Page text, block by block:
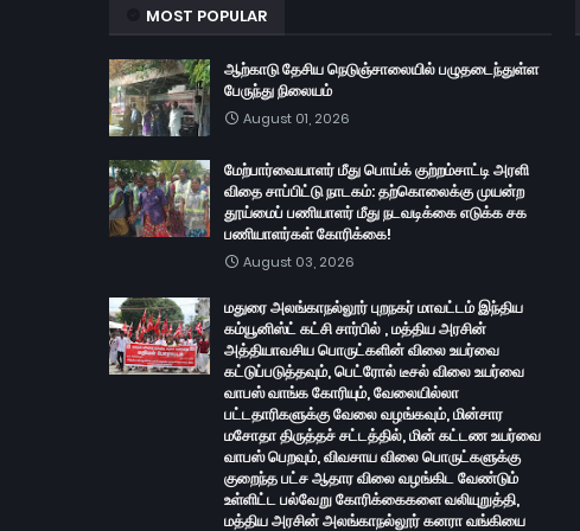
MOST POPULAR
ஆற்காடு தேசிய நெடுஞ்சாலையில் பழுதடைந்துள்ள
பேருந்து நிலையம்
August 01, 2026
மேற்பார்வையாளர் மீது பொய்க் குற்றம்சாட்டி அரளி
விதை சாப்பிட்டு நாடகம்: தற்கொலைக்கு முயன்ற
தூய்மைப் பணியாளர் மீது நடவடிக்கை எடுக்க சக
பணியாளர்கள் கோரிக்கை!
August 03, 2026
மதுரை அலங்காநல்லூர் புறநகர் மாவட்டம் இந்திய
கம்யூனிஸ்ட் கட்சி சார்பில் , மத்திய அரசின்
அத்தியாவசிய பொருட்களின் விலை உயர்வை
கட்டுப்படுத்தவும், பெட்ரோல் டீசல் விலை உயர்வை
வாபஸ் வாங்க கோரியும், வேலையில்லா
பட்டதாரிகளுக்கு வேலை வழங்கவும், மின்சார
மசோதா திருத்தச் சட்டத்தில், மின் கட்டண உயர்வை
வாபஸ் பெறவும், விவசாய விலை பொருட்களுக்கு
குறைந்த பட்ச ஆதார விலை வழங்கிட வேண்டும்
உள்ளிட்ட பல்வேறு கோரிக்கைகளை வலியுறுத்தி,
மத்திய அரசின் அலங்காநல்லூர் கனரா வங்கியை